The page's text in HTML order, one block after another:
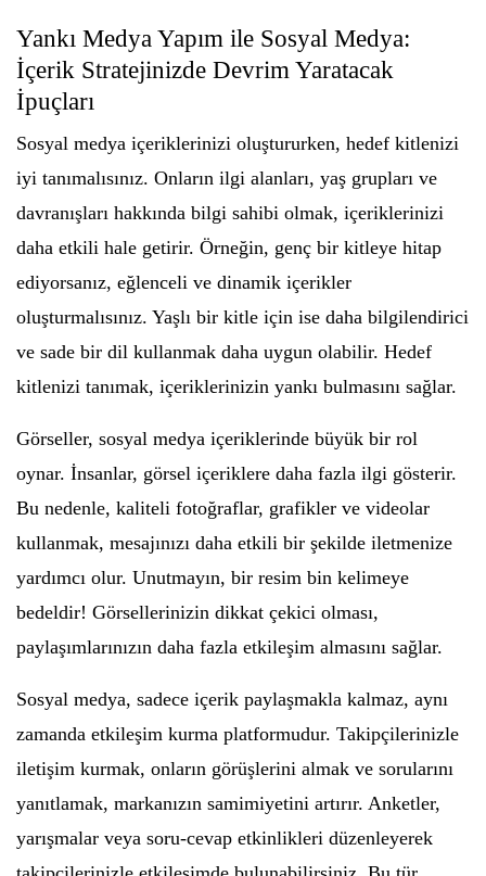
Yankı Medya Yapım ile Sosyal Medya:
İçerik Stratejinizde Devrim Yaratacak
İpuçları
Sosyal medya içeriklerinizi oluştururken, hedef kitlenizi
iyi tanımalısınız. Onların ilgi alanları, yaş grupları ve
davranışları hakkında bilgi sahibi olmak, içeriklerinizi
daha etkili hale getirir. Örneğin, genç bir kitleye hitap
ediyorsanız, eğlenceli ve dinamik içerikler
oluşturmalısınız. Yaşlı bir kitle için ise daha bilgilendirici
ve sade bir dil kullanmak daha uygun olabilir. Hedef
kitlenizi tanımak, içeriklerinizin yankı bulmasını sağlar.
Görseller, sosyal medya içeriklerinde büyük bir rol
oynar. İnsanlar, görsel içeriklere daha fazla ilgi gösterir.
Bu nedenle, kaliteli fotoğraflar, grafikler ve videolar
kullanmak, mesajınızı daha etkili bir şekilde iletmenize
yardımcı olur. Unutmayın, bir resim bin kelimeye
bedeldir! Görsellerinizin dikkat çekici olması,
paylaşımlarınızın daha fazla etkileşim almasını sağlar.
Sosyal medya, sadece içerik paylaşmakla kalmaz, aynı
zamanda etkileşim kurma platformudur. Takipçilerinizle
iletişim kurmak, onların görüşlerini almak ve sorularını
yanıtlamak, markanızın samimiyetini artırır. Anketler,
yarışmalar veya soru-cevap etkinlikleri düzenleyerek